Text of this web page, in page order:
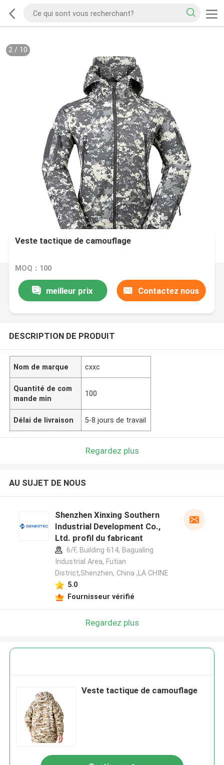
2/ 10
Veste tactique de camouflage
MOQ：100
meilleur prix Contactez nous
DESCRIPTION DE PRODUIT
Nom de marque cxxc
Quantité de com
mande min
100
Délai de livraison 5-8 jours de travail
Regardez plus
AU SUJET DE NOUS
Shenzhen Xinxing Southern
Industrial Development Co.,
Ltd. profil du fabricant
6/F, Building 614, Bagualing
Industrial Area, Futian
District,Shenzhen, China ,LA CHINE
5.0
Fournisseur vérifié
Regardez plus
Veste tactique de camouflage